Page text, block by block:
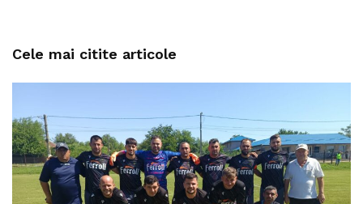
Cele mai citite articole